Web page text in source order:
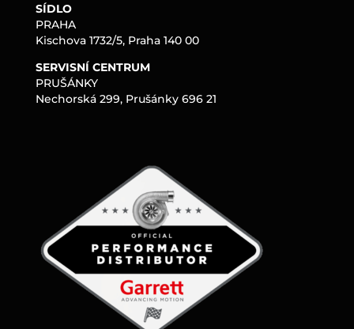
SÍDLO
PRAHA
Kischova 1732/5, Praha 140 00
SERVISNÍ CENTRUM
PRUŠÁNKY
Nechorská 299, Prušánky 696 21